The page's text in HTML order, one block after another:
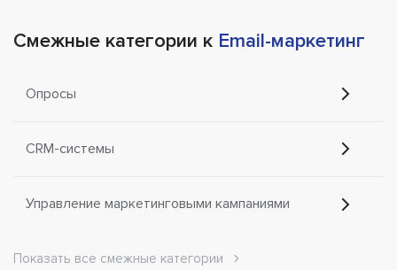
Смежные категории к Email-маркетинг
Опросы
CRM-системы
Управление маркетинговыми кампаниями
Показать все смежные категории